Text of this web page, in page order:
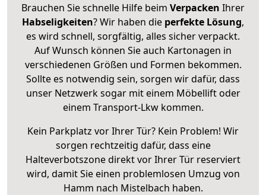
Brauchen Sie schnelle Hilfe beim Verpacken Ihrer
Habseligkeiten? Wir haben die perfekte Lösung,
es wird schnell, sorgfältig, alles sicher verpackt.
Auf Wunsch können Sie auch Kartonagen in
verschiedenen Größen und Formen bekommen.
Sollte es notwendig sein, sorgen wir dafür, dass
unser Netzwerk sogar mit einem Möbellift oder
einem Transport-Lkw kommen.
Kein Parkplatz vor Ihrer Tür? Kein Problem! Wir
sorgen rechtzeitig dafür, dass eine
Halteverbotszone direkt vor Ihrer Tür reserviert
wird, damit Sie einen problemlosen Umzug von
Hamm nach Mistelbach haben.